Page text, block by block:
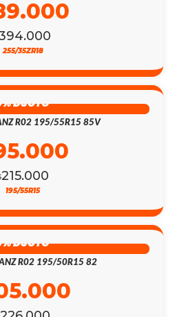
255/35ZR18
DSCTO
R02 195/55R15 85V
215.000
195/55R15
DSCTO
R02 195/50R15 82